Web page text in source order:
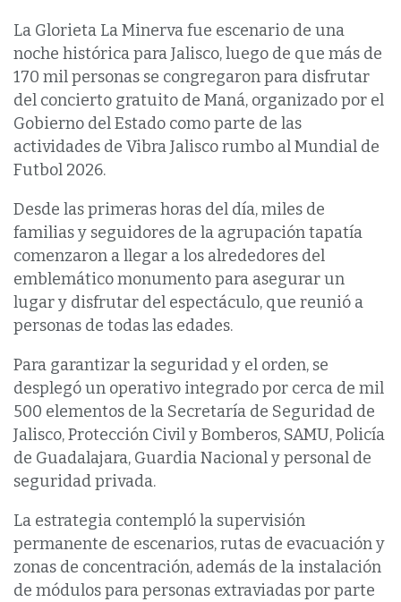
La Glorieta La Minerva fue escenario de una
noche histórica para Jalisco, luego de que más de
170 mil personas se congregaron para disfrutar
del concierto gratuito de Maná, organizado por el
Gobierno del Estado como parte de las
actividades de Vibra Jalisco rumbo al Mundial de
Futbol 2026.
Desde las primeras horas del día, miles de
familias y seguidores de la agrupación tapatía
comenzaron a llegar a los alrededores del
emblemático monumento para asegurar un
lugar y disfrutar del espectáculo, que reunió a
personas de todas las edades.
Para garantizar la seguridad y el orden, se
desplegó un operativo integrado por cerca de mil
500 elementos de la Secretaría de Seguridad de
Jalisco, Protección Civil y Bomberos, SAMU, Policía
de Guadalajara, Guardia Nacional y personal de
seguridad privada.
La estrategia contempló la supervisión
permanente de escenarios, rutas de evacuación y
zonas de concentración, además de la instalación
de módulos para personas extraviadas por parte